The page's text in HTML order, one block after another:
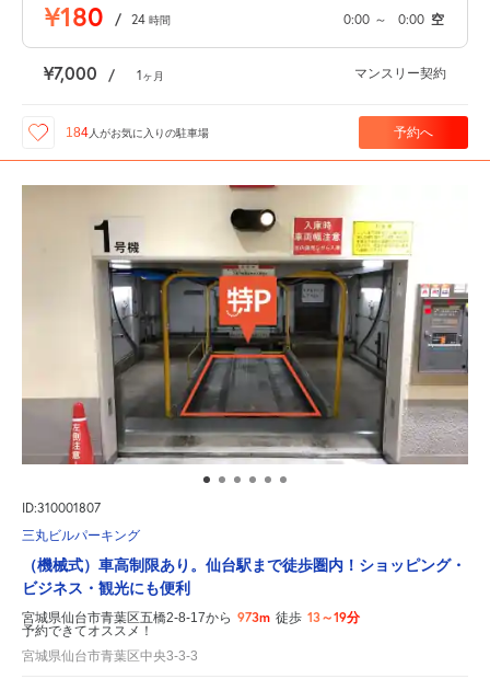
¥180 / 24 時間 0:00 ～ 0:00 空
¥7,000 / 1ヶ月 マンスリー契約
184人がお気に入りの駐車場 予約へ
ID:310001807
三丸ビルパーキング
（機械式）車高制限あり。仙台駅まで徒歩圏内！ショッピング・
ビジネス・観光にも便利
宮城県仙台市青葉区五橋2-8-17から 973m 徒歩 13～19分
予約できてオススメ！
宮城県仙台市青葉区中央3-3-3